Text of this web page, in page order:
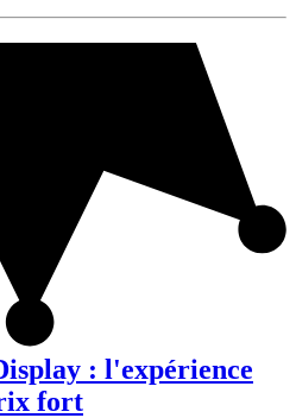
: l'expérience
fort